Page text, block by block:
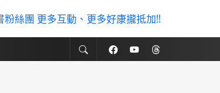
粉絲團 更多互動、更多好康攏抵加!!